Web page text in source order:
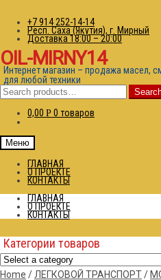
+7 914 252-14-14
Респ. Саха (Якутия), г. Мирный
Доставка 18:00 – 20:00
OIL-MIRNY14
Интернет магазин – продажа масел,
для любой техники
Search
for:
0,00 Р 0 товаров
Меню
ГЛАВНАЯ
О ПРОЕКТЕ
КОНТАКТЫ
ГЛАВНАЯ
О ПРОЕКТЕ
КОНТАКТЫ
Категории товаров
Home / ЛЕГКОВОЙ ТРАНСПОРТ/